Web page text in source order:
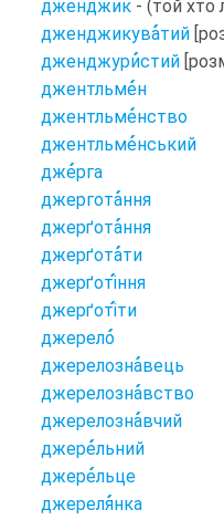
дженджик - (той хто
дженджикуватий
дженджуристий
джентльмен
джентльменство
джентльменський
джерга
джерготання
джерґотання
джерґотати
джерґотіння
джерґотіти
джерело
джерелознавець
джерелознавство
джерелознавчий
джерельний
джерельце
джерелянка